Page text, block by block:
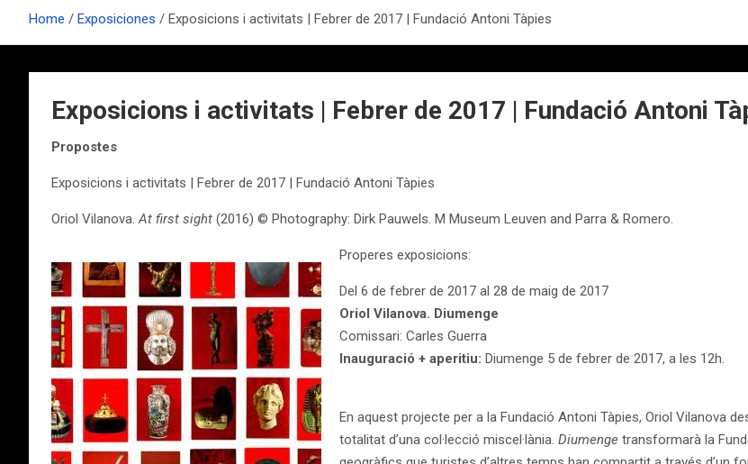
Home Exposiciones Exposicions i activitats | Febrer de 2017 | Fundació Antoni Tàpies
Exposicions i activitats | Febrer de 2017 | Fundació Antoni
Propostes
Exposicions i activitats | Febrer de 2017 | Fundació Antoni Tàpies
Oriol Vilanova.At first sight (2016) © Photography: Dirk Pauwels. M Museum Leuven and Parra & Romero.
Properes exposicions:
Del 6 de febrer de 2017 al 28 de maig de 2017
Oriol Vilanova. Diumenge
Comissari: Carles Guerra
Inauguració + aperitiu: Diumenge 5 de febrer de 2017, a les 12h.
En aquest projecte per a la Fundació Antoni Tàpies, Oriol Vilanova
totalitat d’una col·lecció miscel·lània. Diumenge transformarà la